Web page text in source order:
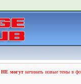
НЕ могутначинать новые темы в